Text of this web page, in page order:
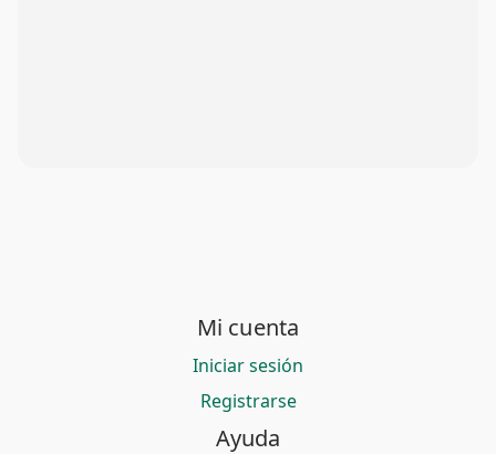
Mi cuenta
Iniciar sesión
Registrarse
Ayuda